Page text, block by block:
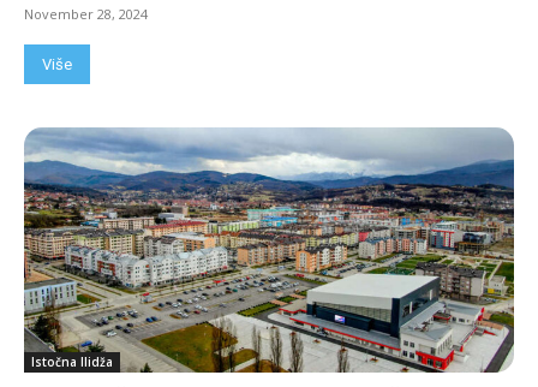
November 28, 2024
Više
Istočna Ilidža